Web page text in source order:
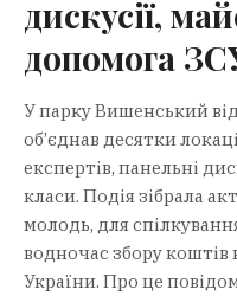
дискусії,
допомога
У парку Вишенський
об’єднав десятки
експертів, панельні
класи. Подія зібрала
молодь, для
водночас збору
України. Про це